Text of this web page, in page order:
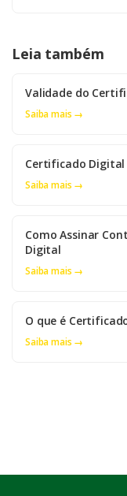
Leia também
Validade do
Saiba mais →
Certificado Digital
Saiba mais →
Como Assinar
Digital
Saiba mais →
O que é
Saiba mais →